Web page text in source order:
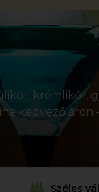
krémlikőr,
kedvező áron
Széles